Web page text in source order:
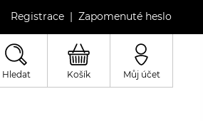
Registrace | Zapomenuté heslo
Hledat Košík Můj účet